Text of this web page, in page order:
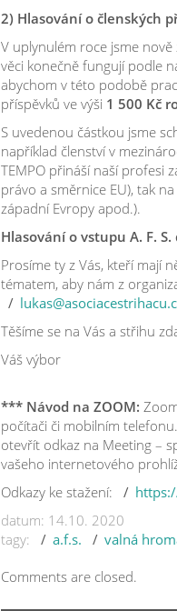
2) Hlasování o členských
V uplynulém roce jsme
věci konečně fungují podle
abychom v této podobě
příspěvků ve výši 1 500 Kč
S uvedenou částkou jsme
například členství v
TEMPO přináší naší profesi
právo a směrnice EU), tak
západní Evropy apod.).
Hlasování o vstupu A. F. S.
Prosíme ty z Vás, kteří mají
tématem, aby nám z
Těšíme se na Vás a střihu
Váš výbor
*** Návod na ZOOM:
počítači či mobilním
otevřít odkaz na Meeting –
vašeho internetového
Odkazy ke stažení:
datum: 14.10. 2020
tagy:
a.f.s. valná
Comments are closed.